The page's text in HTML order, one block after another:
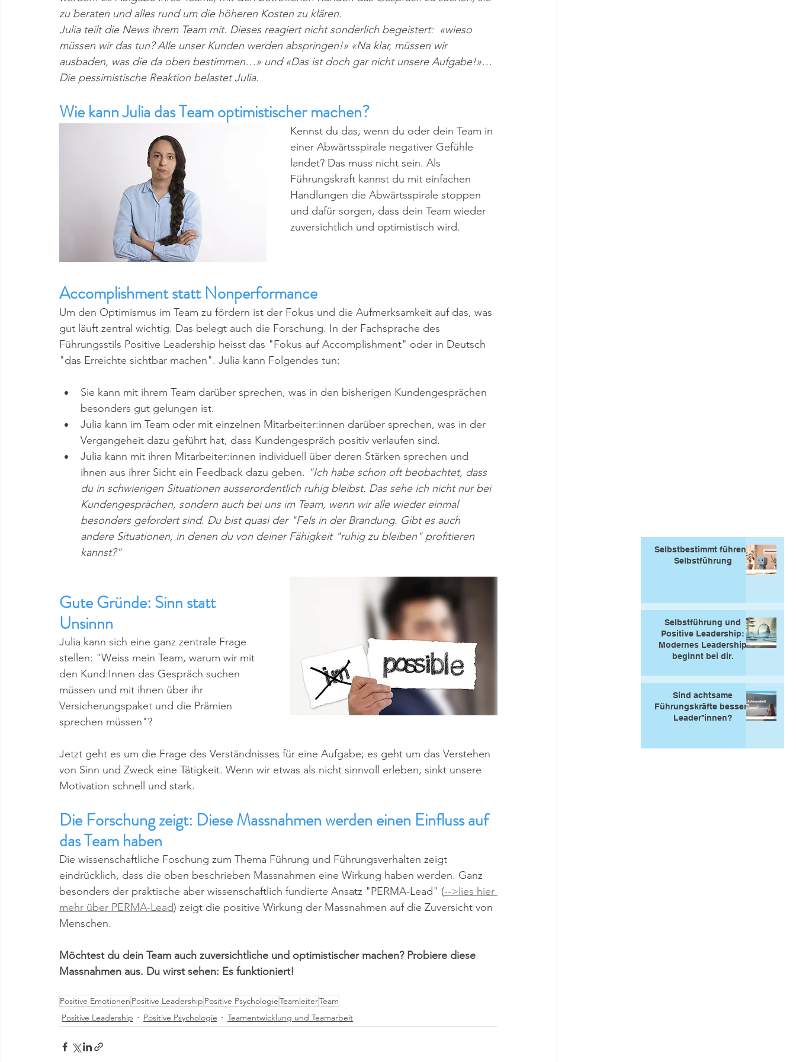
Selbstbestimmt führen -
Selbstführung
Selbstführung und
Positive Leadership:
Modernes Leadership
beginnt bei dir.
Sind achtsame
Führungskräfte bessere
Leader*innen?
zu beraten und alles rund um die höheren Kosten zu klären.
Julia teilt die News ihrem Team mit. Dieses reagiert nicht sonderlich begeistert:  «wieso
müssen wir das tun? Alle unser Kunden werden abspringen!» «Na klar, müssen wir
ausbaden, was die da oben bestimmen…» und «Das ist doch gar nicht unsere Aufgabe!»…
Die pessimistische Reaktion belastet Julia.
Wie kann Julia das Team optimistischer machen?
Kennst du das, wenn du oder dein Team in
einer Abwärtsspirale negativer Gefühle
landet? Das muss nicht sein. Als
Führungskraft kannst du mit einfachen
Handlungen die Abwärtsspirale stoppen
und dafür sorgen, dass dein Team wieder
zuversichtlich und optimistisch wird.
Accomplishment statt Nonperformance
Um den Optimismus im Team zu fördern ist der Fokus und die Aufmerksamkeit auf das, was
gut läuft zentral wichtig. Das belegt auch die Forschung. In der Fachsprache des
Führungsstils Positive Leadership heisst das "Fokus auf Accomplishment" oder in Deutsch
"das Erreichte sichtbar machen". Julia kann Folgendes tun:
Sie kann mit ihrem Team darüber sprechen, was in den bisherigen Kundengesprächen
besonders gut gelungen ist.
Julia kann im Team oder mit einzelnen Mitarbeiter:innen darüber sprechen, was in der
Vergangeheit dazu geführt hat, dass Kundengespräch positiv verlaufen sind.
Julia kann mit ihren Mitarbeiter:innen individuell über deren Stärken sprechen und
ihnen aus ihrer Sicht ein Feedback dazu geben. "Ich habe schon oft beobachtet, dass
du in schwierigen Situationen ausserordentlich ruhig bleibst. Das sehe ich nicht nur bei
Kundengesprächen, sondern auch bei uns im Team, wenn wir alle wieder einmal
besonders gefordert sind. Du bist quasi der "Fels in der Brandung. Gibt es auch
andere Situationen, in denen du von deiner Fähigkeit "ruhig zu bleiben" profitieren
kannst?"
Gute Gründe: Sinn statt
Unsinnn
Julia kann sich eine ganz zentrale Frage
stellen: "Weiss mein Team, warum wir mit
den Kund:Innen das Gespräch suchen
müssen und mit ihnen über ihr
Versicherungspaket und die Prämien
sprechen müssen"?
Jetzt geht es um die Frage des Verständnisses für eine Aufgabe; es geht um das Verstehen
von Sinn und Zweck eine Tätigkeit. Wenn wir etwas als nicht sinnvoll erleben, sinkt unsere
Motivation schnell und stark.
Die Forschung zeigt: Diese Massnahmen werden einen Einfluss auf
das Team haben
Die wissenschaftliche Foschung zum Thema Führung und Führungsverhalten zeigt
eindrücklich, dass die oben beschrieben Massnahmen eine Wirkung haben werden. Ganz
besonders der praktische aber wissenschaftlich fundierte Ansatz "PERMA-Lead" (-->lies hier
mehr über PERMA-Lead) zeigt die positive Wirkung der Massnahmen auf die Zuversicht von
Menschen.
Möchtest du dein Team auch zuversichtliche und optimistischer machen? Probiere diese
Massnahmen aus. Du wirst sehen: Es funktioniert!
Positive Emotionen Positive Leadership Positive PsychologieTeamleiterTeam
Positive Leadership
Positive Psychologie Teamentwicklung und Teamarbeit